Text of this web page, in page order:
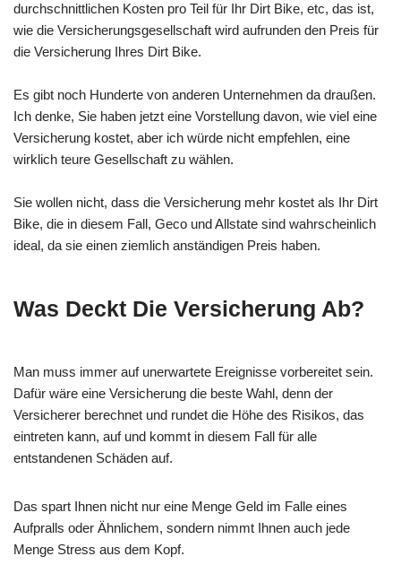
durchschnittlichen Kosten pro Teil für Ihr Dirt Bike, etc, das ist,
wie die Versicherungsgesellschaft wird aufrunden den Preis für
die Versicherung Ihres Dirt Bike.
Es gibt noch Hunderte von anderen Unternehmen da draußen.
Ich denke, Sie haben jetzt eine Vorstellung davon, wie viel eine
Versicherung kostet, aber ich würde nicht empfehlen, eine
wirklich teure Gesellschaft zu wählen.
Sie wollen nicht, dass die Versicherung mehr kostet als Ihr Dirt
Bike, die in diesem Fall, Geco und Allstate sind wahrscheinlich
ideal, da sie einen ziemlich anständigen Preis haben.
Was Deckt Die Versicherung Ab?
Man muss immer auf unerwartete Ereignisse vorbereitet sein.
Dafür wäre eine Versicherung die beste Wahl, denn der
Versicherer berechnet und rundet die Höhe des Risikos, das
eintreten kann, auf und kommt in diesem Fall für alle
entstandenen Schäden auf.
Das spart Ihnen nicht nur eine Menge Geld im Falle eines
Aufpralls oder Ähnlichem, sondern nimmt Ihnen auch jede
Menge Stress aus dem Kopf.